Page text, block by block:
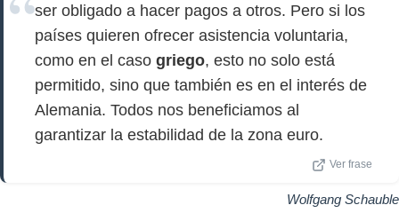
ser obligado a hacer pagos a otros. Pero si los
países quieren ofrecer asistencia voluntaria,
como en el caso griego, esto no solo está
permitido, sino que también es en el interés de
Alemania. Todos nos beneficiamos al
garantizar la estabilidad de la zona euro.
Ver frase
Wolfgang Schauble